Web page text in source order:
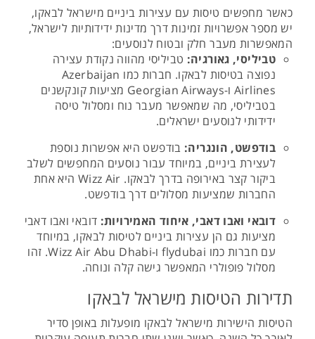
כאשר מחפשים טיסות עם עצירות ביניים מישראל לבאקו,
יש מספר אפשרויות זמינות דרך מדינות ידידותיות לישראל,
המאפשרות מעבר חלק ובטוח לנוסעים:
טביליסי, גאורגיה: טביליסי מהווה נקודת עצירה
נפוצה בטיסות לבאקו. חברות כמו Azerbaijan
Airlines ו-Georgian Airways מציעות קונקשנים
בטביליסי, מה שמאפשר מעבר נוח ומסלול טיסה
ידידותי לנוסעים ישראלים.
בודפשט, הונגריה: בודפשט היא אפשרות נוספת
לעצירת ביניים, במיוחד עבור נוסעים המחפשים לשלב
ביקור קצר באירופה בדרך לבאקו. Wizz Air היא אחת
החברות שמציעות מסלולים דרך בודפשט.
דובאי ואבו דאבי, איחוד האמירויות: דובאי ואבו דאבי
מציעות גם הן עצירות ביניים לטיסות לבאקו, במיוחד
עם חברות כמו flydubai ו-Wizz Air Abu Dhabi. זהו
מסלול פופולרי המאפשר גישה קלה ונוחה.
תדירות הטיסות מישראל לבאקו
הטיסות הישירות מישראל לבאקו מופעלות באופן סדיר